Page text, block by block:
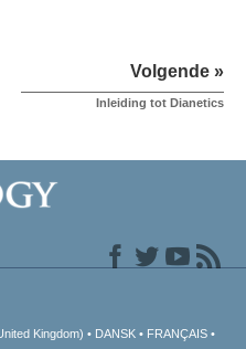
Volgende »
Inleiding tot Dianetics
Kingdom) DANSK FRANÇAIS